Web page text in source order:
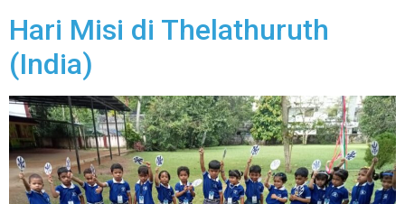
Hari Misi di Thelathuruth
(India)